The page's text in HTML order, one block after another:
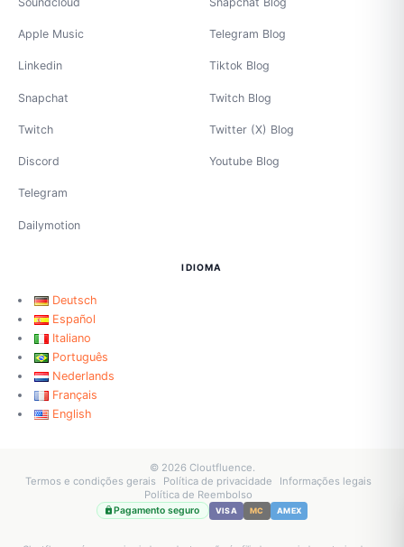
Apple Music
Linkedin
Snapchat
Twitch
Discord
Telegram
Dailymotion
Telegram Blog
Tiktok Blog
Twitch Blog
Twitter (X) Blog
Youtube Blog
IDIOMA
Deutsch
Español
Italiano
Português
Nederlands
Français
English
© 2026 Cloutfluence.
Termos e condições gerais
Política de privacidade
Informações legais
Política de Reembolso
Pagamento seguro VISA MC AMEX